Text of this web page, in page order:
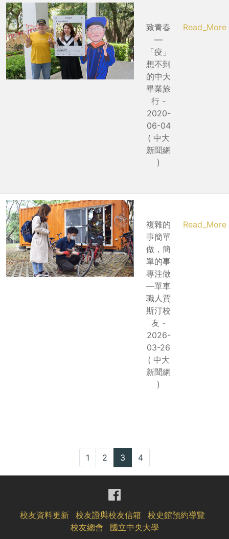
致青春
—
「疫」
想不到
的中大
畢業旅
行 -
2020-
06-04
( 中大
新聞網
)
Read_More
複雜的
事簡單
做，簡
單的事
專注做
—單車
職人賈
斯汀校
友 -
2026-
03-26
( 中大
新聞網
)
Read_More
1 2 3 4
校友資料更新 校友證與校友信箱
校史館預約導覽
校友總會
國立中央大學